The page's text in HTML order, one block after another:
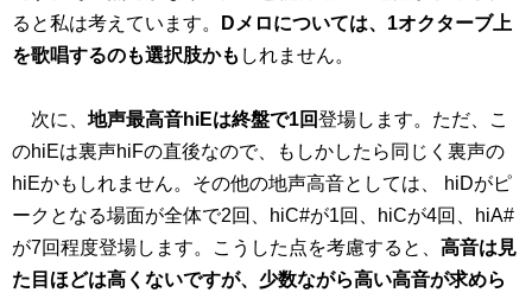
ると私は考えています。
Dメロについては、1オクターブ上
を歌唱するのも選択肢かも しれません。
次に、 地声最高音hiEは終盤で1回登場します。ただ、こ
のhiEは裏声hiFの直後なので、もしかしたら同じく裏声の
hiEかもしれません。その他の地声高音としては、 hiDがピ
ークとなる場面が全体で2回、hiC#が1回、hiCが4回、hiA#
が7回程度登場します。こうした点を考慮すると、 高音は見
た目ほどは高くないですが、少数ながら高い高音が求めら